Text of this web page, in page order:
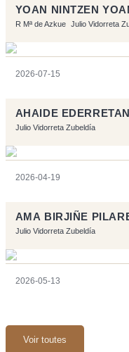
YOAN NINTZEN
R Mª de Azkue Julio Vidorreta
2026-07-15
AHAIDE EDERRETAN
Julio Vidorreta Zubeldía
2026-04-19
AMA BIRJIÑE
Julio Vidorreta Zubeldía
2026-05-13
Voir toutes